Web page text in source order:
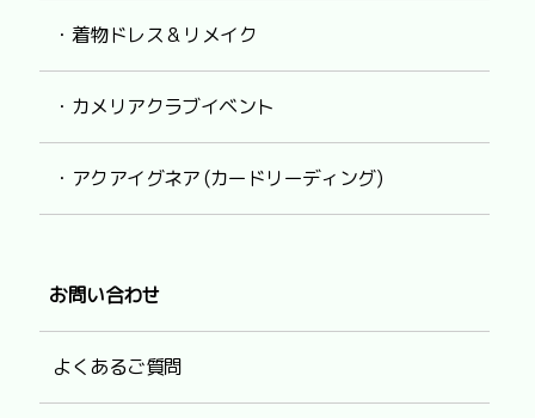
・着物ドレス & リメイク
・カメリアクラブイベント
・アクアイグネア (カードリーディング)
お問い合わせ
よくあるご質問